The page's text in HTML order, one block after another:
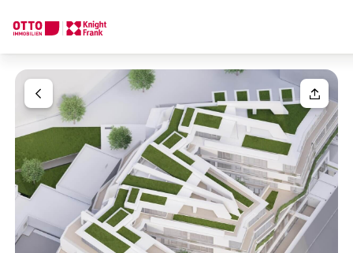
Ihre Anfrage
Ihre Nachricht
Wir finden Ihre
Traumimmobilie
Sagen Sie uns was Sie suchen und wir finden Ihre
Wie möchten Sie uns kontaktieren?
Online
Immobilie konfigurieren & finden lassen